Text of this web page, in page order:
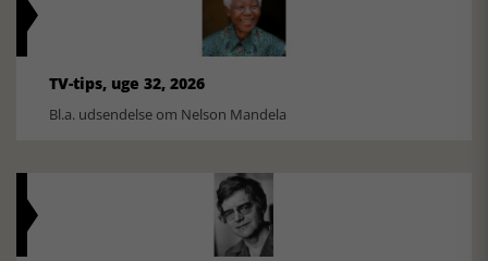
TV-tips, uge 32, 2026
Bl.a. udsendelse om Nelson Mandela